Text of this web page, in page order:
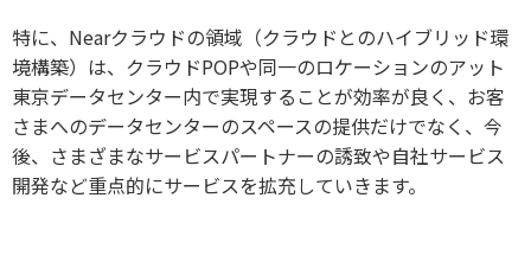
特に、Nearクラウドの領域（クラウドとのハイブリッド環
境構築）は、クラウドPOPや同一のロケーションのアット
東京データセンター内で実現することが効率が良く、お客
さまへのデータセンターのスペースの提供だけでなく、今
後、さまざまなサービスパートナーの誘致や自社サービス
開発など重点的にサービスを拡充していきます。